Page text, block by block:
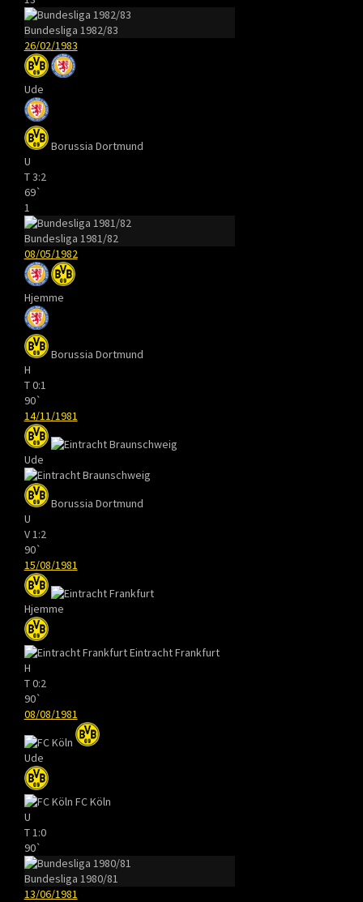
Bundesliga 1982/83
26/02/1983
Ude
Borussia Dortmund
U
T3:2
69`
1
Bundesliga 1981/82
08/05/1982
Hjemme
Borussia Dortmund
H
T0:1
90`
14/11/1981
Ude
Borussia Dortmund
U
V 1:2
90`
15/08/1981
Hjemme
Eintracht Frankfurt
H
T0:2
90`
08/08/1981
Ude
FC Köln
U
T 1:0
90`
Bundesliga 1980/81
13/06/1981